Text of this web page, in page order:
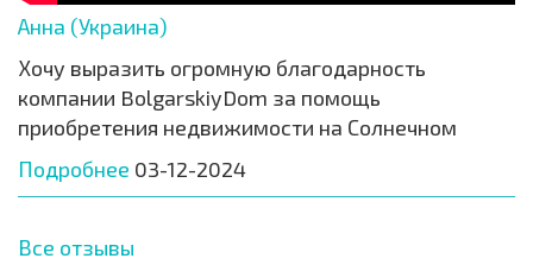
Анна (Украина)
Хочу выразить огромную благодарность
компании BolgarskiyDom за помощь
приобретения недвижимости на Солнечном
Подробнее 03-12-2024
Все отзывы